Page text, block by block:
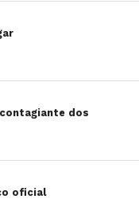
contagiante dos
oficial